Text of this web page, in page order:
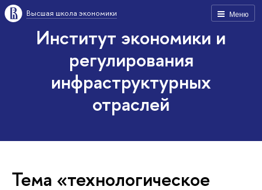
Меню
Высшая школа экономики
Институт экономики и
регулирования
инфраструктурных
отраслей
Тема «технологическое